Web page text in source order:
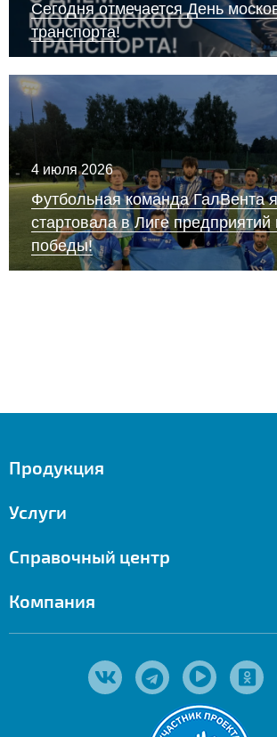
Сегодня отмечается День
транспорта!
4 июля 2026
Футбольная команда ГалВента
стартовала в Лиге предприятий
победы!
Продукция
Услуги
Справочный центр
Компания